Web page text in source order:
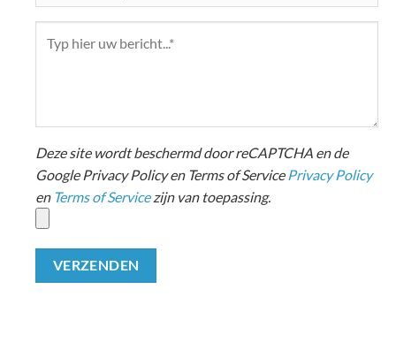
Deze site wordt beschermd door reCAPTCHA en de
Google Privacy Policy en Terms of Service Privacy Policy
en Terms of Servicezijn van toepassing.